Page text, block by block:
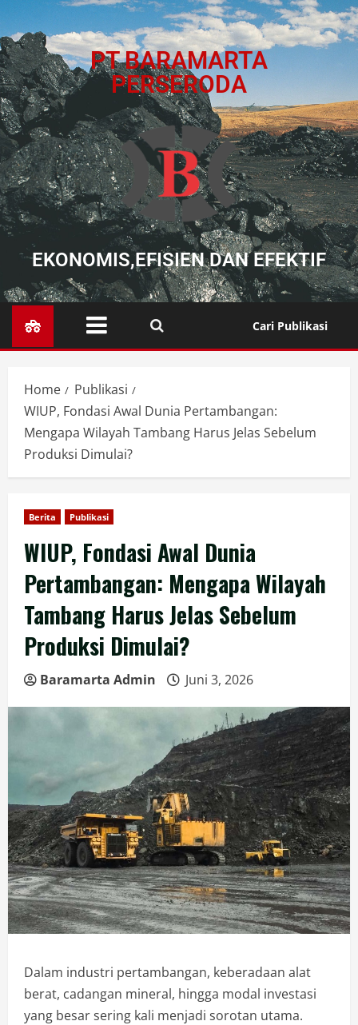
PT BARAMARTA
PERSERODA
EKONOMIS,EFISIEN DAN EFEKTIF
Cari Publikasi
Home
Publikasi
WIUP, Fondasi Awal Dunia Pertambangan:
Mengapa Wilayah Tambang Harus Jelas Sebelum
Produksi Dimulai?
Berita Publikasi
WIUP, Fondasi Awal Dunia
Pertambangan: Mengapa Wilayah
Tambang Harus Jelas Sebelum
Produksi Dimulai?
Baramarta Admin Juni 3, 2026
Dalam industri pertambangan, keberadaan alat
berat, cadangan mineral, hingga modal investasi
yang besar sering kali menjadi sorotan utama.